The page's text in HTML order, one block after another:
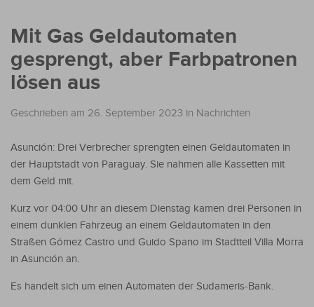
Mit Gas Geldautomaten
gesprengt, aber Farbpatronen
lösen aus
Geschrieben am 26. September 2023 in Nachrichten
Asunción: Drei Verbrecher sprengten einen Geldautomaten in
der Hauptstadt von Paraguay. Sie nahmen alle Kassetten mit
dem Geld mit.
Kurz vor 04:00 Uhr an diesem Dienstag kamen drei Personen in
einem dunklen Fahrzeug an einem Geldautomaten in den
Straßen Gómez Castro und Guido Spano im Stadtteil Villa Morra
in Asunción an.
Es handelt sich um einen Automaten der Sudameris-Bank.